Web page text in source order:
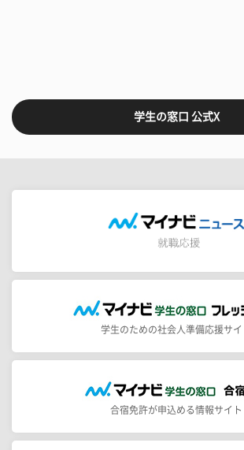
学生の窓口 公式X
学生のための社会人準備応援サイ
合宿免許が申込める情報サイト